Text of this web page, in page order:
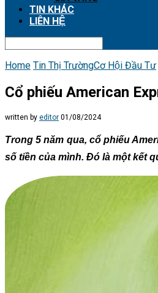
TIN KHÁC
LIÊN HỆ
Home Tin Thị TrườngCơ Hội Đầu Tư
Cổ phiếu American
written by editor 01/08/2024
Trong 5 năm qua, cổ phiếu
số tiền của mình. Đó là một kết